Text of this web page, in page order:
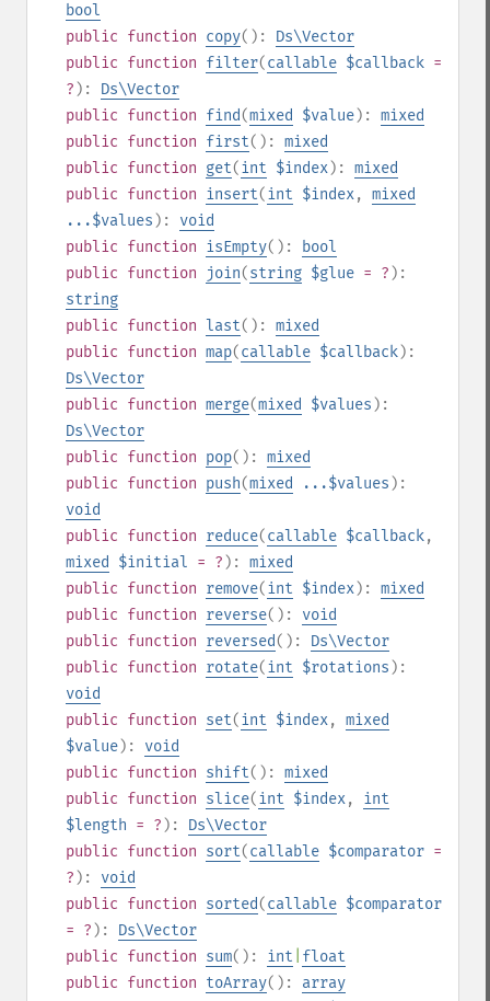
bool
public function copy(): Ds\Vector
public function filter(callable $callback =
? ): Ds\Vector
public function find(mixed $value): mixed
public function first(): mixed
public function get(int $index): mixed
public function insert(int $index, mixed
...$values ): void
public function isEmpty():
bool
public function join(string $glue = ? ):
string
public function last(): mixed
public function map(callable $callback):
Ds\Vector
public function merge(mixed $values ):
Ds\Vector
public function pop(): mixed
public function push(mixed ...$values ):
void
public function reduce(callable $callback,
mixed
$initial = ? ): mixed
public function remove(int $index): mixed
public function reverse(): void
public function reversed(): Ds\Vector
public function rotate(int $rotations ):
void
public function set(int $index, mixed
$value): void
public function shift(): mixed
public function slice(int $index, int
$length = ? ): Ds\Vector
public function sort(callable $comparator =
? ): void
public function sorted(callable $comparator
= ? ): Ds\Vector
public function sum(): int float
public function toArray(): array